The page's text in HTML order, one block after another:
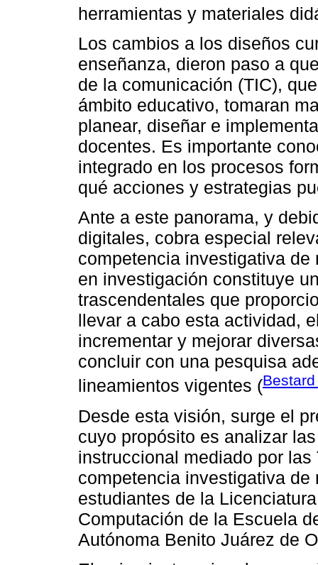
herramientas y materiales
Los cambios a los diseños
enseñanza, dieron paso a
de la comunicación (TIC),
ámbito educativo, tomaran
planear, diseñar e
docentes. Es importante
integrado en los procesos
qué acciones y estrategias
Ante a este panorama, y
digitales, cobra especial
competencia investigativa
en investigación constituye
trascendentales que
llevar a cabo esta actividad,
incrementar y mejorar
concluir con una pesquisa
lineamientos vigentes (
Desde esta visión, surge el
cuyo propósito es analizar
instruccional mediado por
competencia investigativa
estudiantes de la
Computación de la Escuela
Autónoma Benito Juárez de